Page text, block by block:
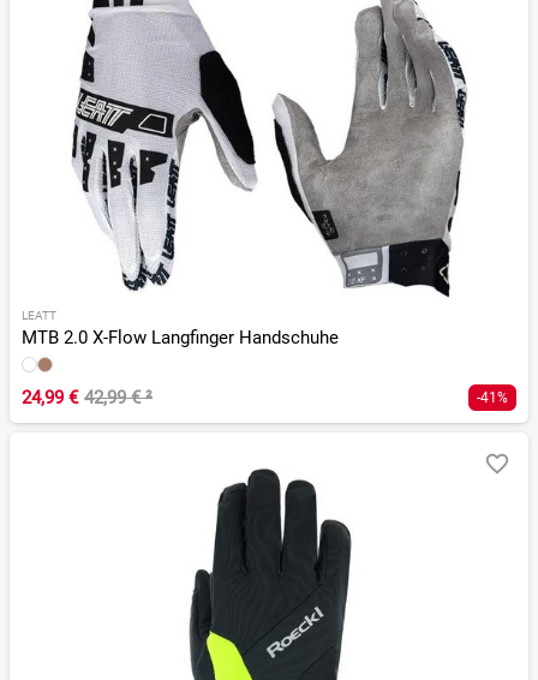
LEATT
MTB 2.0 X-Flow Langfinger Handschuhe
24,99 € 42,99 €² -41%